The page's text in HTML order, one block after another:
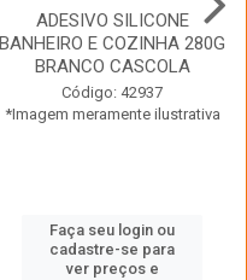
ADESIVO SILICONE
BANHEIRO E COZINHA 280G
BRANCO CASCOLA
Código: 42937
*Imagem meramente ilustrativa
Faça seu login ou
cadastre-se para
ver preços e